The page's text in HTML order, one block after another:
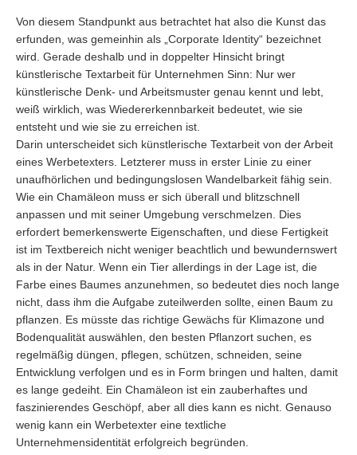
Von diesem Standpunkt aus betrachtet hat also die Kunst das
erfunden, was gemeinhin als „Corporate Identity“ bezeichnet
wird. Gerade deshalb und in doppelter Hinsicht bringt
künstlerische Textarbeit für Unternehmen Sinn: Nur wer
künstlerische Denk- und Arbeitsmuster genau kennt und lebt,
weiß wirklich, was Wiedererkennbarkeit bedeutet, wie sie
entsteht und wie sie zu erreichen ist.
Darin unterscheidet sich künstlerische Textarbeit von der Arbeit
eines Werbetexters. Letzterer muss in erster Linie zu einer
unaufhörlichen und bedingungslosen Wandelbarkeit fähig sein.
Wie ein Chamäleon muss er sich überall und blitzschnell
anpassen und mit seiner Umgebung verschmelzen. Dies
erfordert bemerkenswerte Eigenschaften, und diese Fertigkeit
ist im Textbereich nicht weniger beachtlich und bewundernswert
als in der Natur. Wenn ein Tier allerdings in der Lage ist, die
Farbe eines Baumes anzunehmen, so bedeutet dies noch lange
nicht, dass ihm die Aufgabe zuteilwerden sollte, einen Baum zu
pflanzen. Es müsste das richtige Gewächs für Klimazone und
Bodenqualität auswählen, den besten Pflanzort suchen, es
regelmäßig düngen, pflegen, schützen, schneiden, seine
Entwicklung verfolgen und es in Form bringen und halten, damit
es lange gedeiht. Ein Chamäleon ist ein zauberhaftes und
faszinierendes Geschöpf, aber all dies kann es nicht. Genauso
wenig kann ein Werbetexter eine textliche
Unternehmensidentität erfolgreich begründen.